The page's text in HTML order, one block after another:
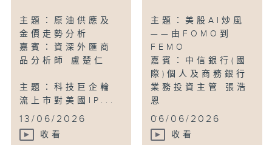
主題：原油供應及
金價走勢分析
嘉賓：資深外匯商
品分析師 盧楚仁
主題：科技巨企輪
流上市對美國IP...
13/06/2026
收看
主題：美股AI炒風
——由FOMO到
FEMO
嘉賓：中信銀行(國
際)個人及商務銀行
業務投資主管 張浩
恩
...
06/06/2026
收看